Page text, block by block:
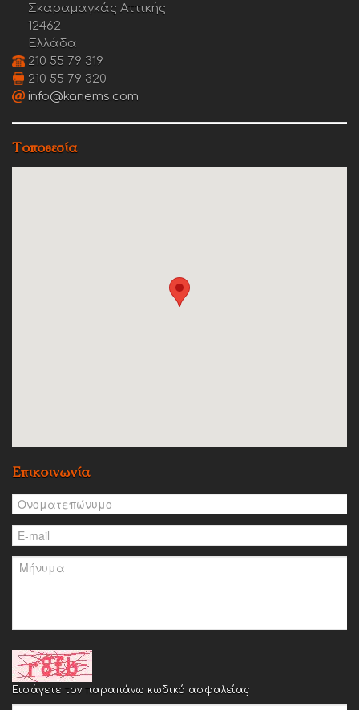
Σκαραμαγκάς Αττικής
12462
Ελλάδα
210 55 79 319
210 55 79 320
info@kanems.com
Τοποθεσία
Επικοινωνία
Εισάγετε τον παραπάνω κωδικό ασφαλείας